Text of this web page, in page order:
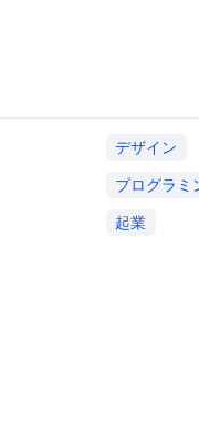
デザイン
プログラミ
起業